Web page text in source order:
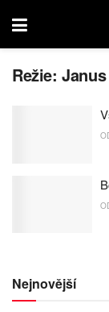
Režie:
Nejnovější